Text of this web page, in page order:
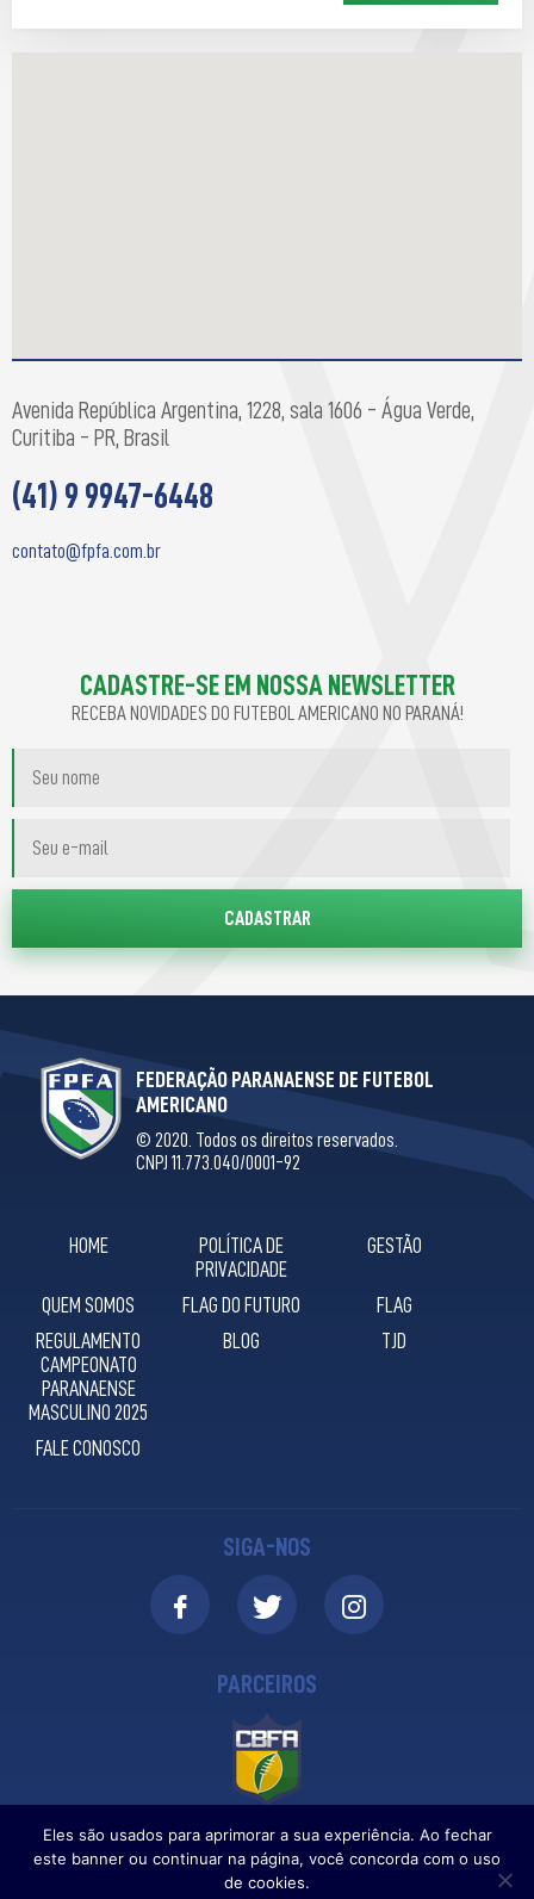
Avenida República Argentina, 1228, sala 1606 - Água Verde,
Curitiba - PR, Brasil
(41) 9 9947-6448
contato@fpfa.com.br
CADASTRE-SE EM NOSSA NEWSLETTER
RECEBA NOVIDADES DO FUTEBOL AMERICANO NO PARANÁ!
FEDERAÇÃO PARANAENSE DE FUTEBOL
AMERICANO
© 2020. Todos os direitos reservados.
CNPJ 11.773.040/0001-92
HOME
POLÍTICA DE
PRIVACIDADE
GESTÃO
QUEM SOMOS FLAG DO FUTURO
FLAG
REGULAMENTO
CAMPEONATO
PARANAENSE
MASCULINO 2025
BLOG TJD
FALE CONOSCO
SIGA-NOS
PARCEIROS
Eles são usados para aprimorar a sua experiência. Ao fechar
este banner ou continuar na página, você concorda com o uso
de cookies.